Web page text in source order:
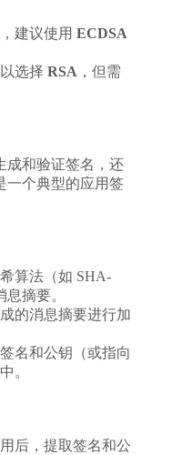
建议使用 ECDSA
选择 RSA ，但需
成和验证签名，还
一个典型的应用签
算法（如 SHA-
摘要。
的消息摘要进行加
名和公钥（或指向
。
后，提取签名和公